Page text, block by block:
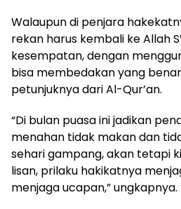
Walaupun di penjara
rekan harus kembali ke Allah
kesempatan, dengan
bisa membedakan yang
petunjuknya dari Al-Qur’an.
“Di bulan puasa ini jadikan
menahan tidak makan dan
sehari gampang, akan tetapi
lisan, prilaku hakikatnya
menjaga ucapan,” ungkapnya.